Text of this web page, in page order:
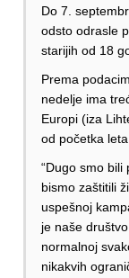
Do 7.
odsto odrasle
starijih od 18
Prema
nedelje ima
Europi (iza
od početka leta.
“Dugo smo bili
bismo zaštitili
uspešnoj
je naše
normalnoj
nikakvih